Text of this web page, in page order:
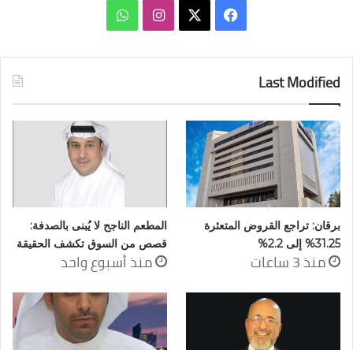
فيسبوك انستقرامواتساب
Last Modified
برقان: تراجع القروض المتعثرة
31.25% إلى 2.2%
منذ 3 ساعات
المطعم الناجح لا يُبنى بالصدفة:
قصص من السوق تكشف الحقيقة
منذ أسبوع واحد